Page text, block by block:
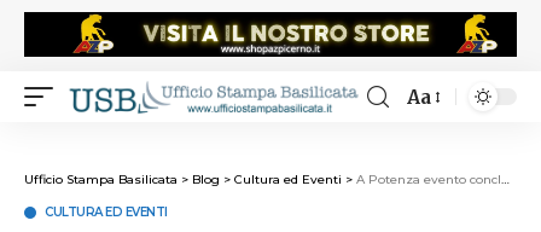
Aa
Ufficio Stampa Basilicata > Blog > Cultura ed Eventi > A Potenza evento conclusivo del progetto “Stop Cyberbullismo” del Consiglio Regionale di Basilicata
CULTURA ED EVENTI